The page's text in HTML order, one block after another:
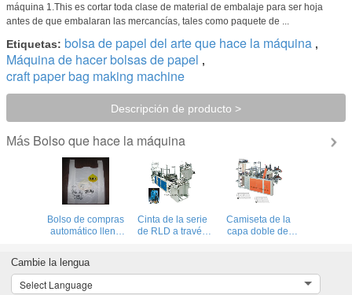
máquina 1.This es cortar toda clase de material de embalaje para ser hoja
antes de que embalaran las mercancías, tales como paquete de ...
Etiquetas: bolsa de papel del arte que hace la máquina ,
Máquina de hacer bolsas de papel ,
craft paper bag making machine
Descripción de producto >
Más Bolso que hace la máquina
Bolso de compras
automático lleno
Cinta de la serie
de RLD a través
Camiseta de la
capa doble del
en el bolso de
Cambie la lengua
Select Language